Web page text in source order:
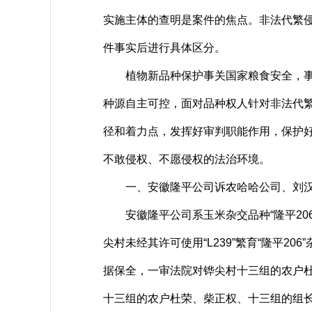
实施主体的查明是案件的焦点。非法代繁
件事实后进行具体区分。
植物新品种保护事关国家粮食安全，事
种源自主可控，面对品种权人针对非法代
径和着力点，发挥好审判职能作用，保护
不敢侵权、不愿侵权的法治环境。
一、安徽隆平公司诉农哈哈公司、刘
安徽隆平公司系玉米杂交品种“隆平
尖村未经其许可使用“L239”繁育“隆平
据保全，一审法院对铧尖村十三组的农户
十三组的农户杜荣、柴正权、十三组的组